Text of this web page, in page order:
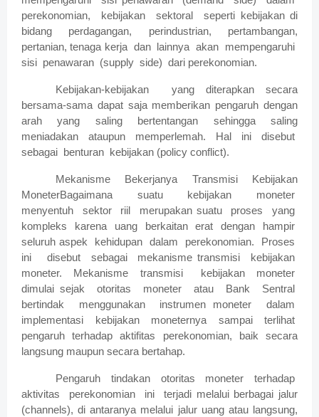
perekonomian, kebijakan sektoral seperti kebijakan di
bidang perdagangan, perindustrian, pertambangan,
pertanian, tenaga kerja dan lainnya akan mempengaruhi
sisi penawaran (supply side) dari perekonomian.
Kebijakan-kebijakan yang diterapkan secara
bersama-sama dapat saja memberikan pengaruh dengan
arah yang saling bertentangan sehingga saling
meniadakan ataupun memperlemah. Hal ini disebut
sebagai benturan kebijakan (policy conflict).
Mekanisme Bekerjanya Transmisi Kebijakan
MoneterBagaimana suatu kebijakan moneter
menyentuh sektor riil merupakan suatu proses yang
kompleks karena uang berkaitan erat dengan hampir
seluruh aspek kehidupan dalam perekonomian. Proses
ini disebut sebagai mekanisme transmisi kebijakan
moneter. Mekanisme transmisi kebijakan moneter
dimulai sejak otoritas moneter atau Bank Sentral
bertindak menggunakan instrumen moneter dalam
implementasi kebijakan moneternya sampai terlihat
pengaruh terhadap aktifitas perekonomian, baik secara
langsung maupun secara bertahap.
Pengaruh tindakan otoritas moneter terhadap
aktivitas perekonomian ini terjadi melalui berbagai jalur
(channels), di antaranya melalui jalur uang atau langsung,